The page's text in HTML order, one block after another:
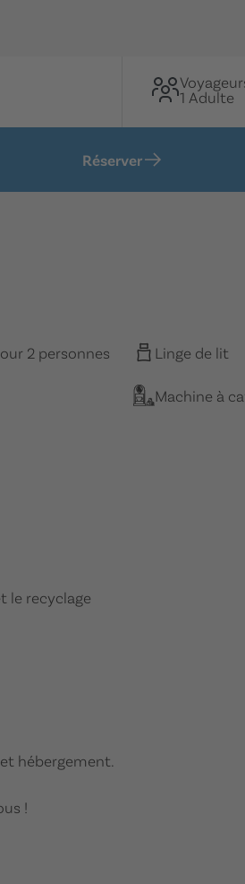
1 Adulte
Réserver
2 personnes Linge de lit
Machine à
le recyclage
hébergement.
!